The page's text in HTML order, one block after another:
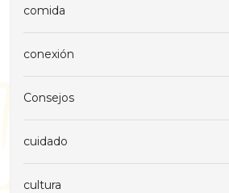
comida
conexión
Consejos
cuidado
cultura